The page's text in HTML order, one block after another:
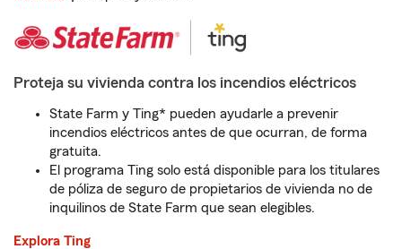
Proteja su vivienda contra los incendios eléctricos
State Farm y Ting* pueden ayudarle a prevenir
incendios eléctricos antes de que ocurran, de forma
gratuita.
El programa Ting solo está disponible para los titulares
de póliza de seguro de propietarios de vivienda no de
inquilinos de State Farm que sean elegibles.
Explora Ting